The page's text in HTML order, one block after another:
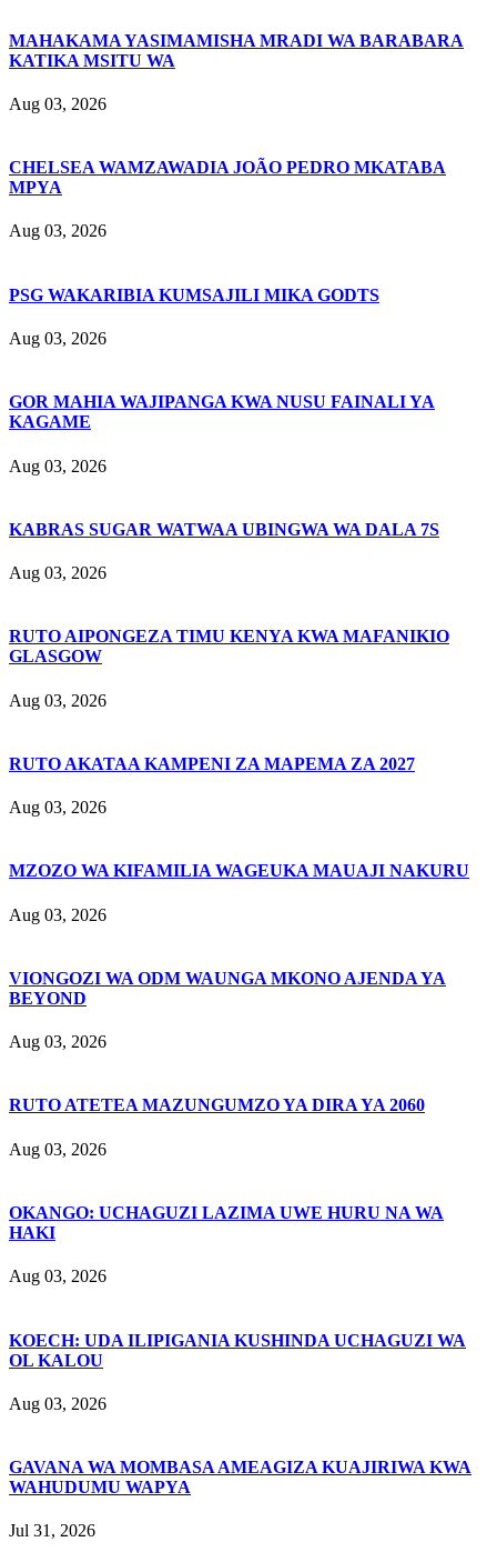
MAHAKAMA YASIMAMISHA MRADI WA BARABARA
KATIKA MSITU WA
Aug 03, 2026
CHELSEA WAMZAWADIA JOÃO PEDRO MKATABA
MPYA
Aug 03, 2026
PSG WAKARIBIA KUMSAJILI MIKA GODTS
Aug 03, 2026
GOR MAHIA WAJIPANGA KWA NUSU FAINALI YA
KAGAME
Aug 03, 2026
KABRAS SUGAR WATWAA UBINGWA WA DALA 7S
Aug 03, 2026
RUTO AIPONGEZA TIMU KENYA KWA MAFANIKIO
GLASGOW
Aug 03, 2026
RUTO AKATAA KAMPENI ZA MAPEMA ZA 2027
Aug 03, 2026
MZOZO WA KIFAMILIA WAGEUKA MAUAJI NAKURU
Aug 03, 2026
VIONGOZI WA ODM WAUNGA MKONO AJENDA YA
BEYOND
Aug 03, 2026
RUTO ATETEA MAZUNGUMZO YA DIRA YA 2060
Aug 03, 2026
OKANGO: UCHAGUZI LAZIMA UWE HURU NA WA
HAKI
Aug 03, 2026
KOECH: UDA ILIPIGANIA KUSHINDA UCHAGUZI WA
OL KALOU
Aug 03, 2026
GAVANA WA MOMBASA AMEAGIZA KUAJIRIWA KWA
WAHUDUMU WAPYA
Jul 31, 2026